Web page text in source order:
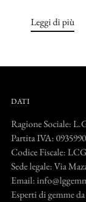
Leggi di più
DATI
Ragione Sociale:
Partita IVA:
Codice Fiscale:
Sede legale: Via
Email:
Esperti di gemme